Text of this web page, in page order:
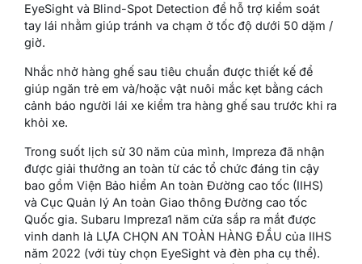
EyeSight và Blind-Spot Detection để hỗ trợ kiểm soát
tay lái nhằm giúp tránh va chạm ở tốc độ dưới 50 dặm /
giờ.
Nhắc nhở hàng ghế sau tiêu chuẩn được thiết kế để
giúp ngăn trẻ em và/hoặc vật nuôi mắc kẹt bằng cách
cảnh báo người lái xe kiểm tra hàng ghế sau trước khi ra
khỏi xe.
Trong suốt lịch sử 30 năm của mình, Impreza đã nhận
được giải thưởng an toàn từ các tổ chức đáng tin cậy
bao gồm Viện Bảo hiểm An toàn Đường cao tốc (IIHS)
và Cục Quản lý An toàn Giao thông Đường cao tốc
Quốc gia. Subaru Impreza1 năm cửa sắp ra mắt được
vinh danh là LỰA CHỌN AN TOÀN HÀNG ĐẦU của IIHS
năm 2022 (với tùy chọn EyeSight và đèn pha cụ thể).